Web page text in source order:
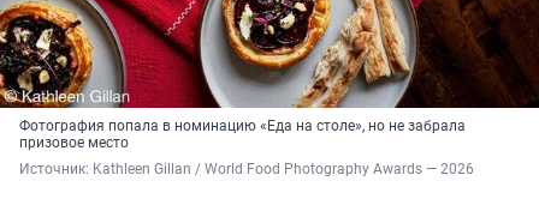
Фотография попала в номинацию «Еда на столе», но не забрала
призовое место
Источник: Kathleen Gillan / World Food Photography Awards — 2026